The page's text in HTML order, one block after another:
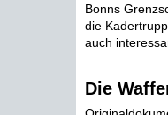
Bonns
die
auch
Die